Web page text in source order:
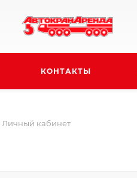
КОНТАКТЫ
Личный кабинет